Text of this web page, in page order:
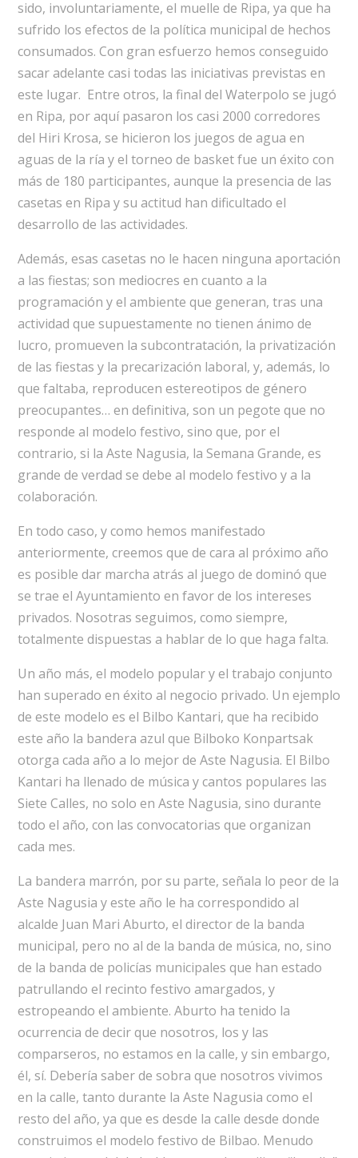
sido, involuntariamente, el muelle de Ripa, ya que ha
sufrido los efectos de la política municipal de hechos
consumados. Con gran esfuerzo hemos conseguido
sacar adelante casi todas las iniciativas previstas en
este lugar. Entre otros, la final del Waterpolo se jugó
en Ripa, por aquí pasaron los casi 2000 corredores
del Hiri Krosa, se hicieron los juegos de agua en
aguas de la ría y el torneo de basket fue un éxito con
más de 180 participantes, aunque la presencia de las
casetas en Ripa y su actitud han dificultado el
desarrollo de las actividades.
Además, esas casetas no le hacen ninguna aportación
a las fiestas; son mediocres en cuanto a la
programación y el ambiente que generan, tras una
actividad que supuestamente no tienen ánimo de
lucro, promueven la subcontratación, la privatización
de las fiestas y la precarización laboral, y, además, lo
que faltaba, reproducen estereotipos de género
preocupantes… en definitiva, son un pegote que no
responde al modelo festivo, sino que, por el
contrario, si la Aste Nagusia, la Semana Grande, es
grande de verdad se debe al modelo festivo y a la
colaboración.
En todo caso, y como hemos manifestado
anteriormente, creemos que de cara al próximo año
es posible dar marcha atrás al juego de dominó que
se trae el Ayuntamiento en favor de los intereses
privados. Nosotras seguimos, como siempre,
totalmente dispuestas a hablar de lo que haga falta.
Un año más, el modelo popular y el trabajo conjunto
han superado en éxito al negocio privado. Un ejemplo
de este modelo es el Bilbo Kantari, que ha recibido
este año la bandera azul que Bilboko Konpartsak
otorga cada año a lo mejor de Aste Nagusia. El Bilbo
Kantari ha llenado de música y cantos populares las
Siete Calles, no solo en Aste Nagusia, sino durante
todo el año, con las convocatorias que organizan
cada mes.
La bandera marrón, por su parte, señala lo peor de la
Aste Nagusia y este año le ha correspondido al
alcalde Juan Mari Aburto, el director de la banda
municipal, pero no al de la banda de música, no, sino
de la banda de policías municipales que han estado
patrullando el recinto festivo amargados, y
estropeando el ambiente. Aburto ha tenido la
ocurrencia de decir que nosotros, los y las
comparseros, no estamos en la calle, y sin embargo,
él, sí. Debería saber de sobra que nosotros vivimos
en la calle, tanto durante la Aste Nagusia como el
resto del año, ya que es desde la calle desde donde
construimos el modelo festivo de Bilbao. Menudo